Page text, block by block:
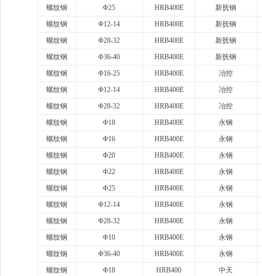
螺纹钢
Φ25 HRB400E
新抚钢
螺纹钢
Φ12-14 HRB400E
新抚钢
螺纹钢
Φ28-32 HRB400E
新抚钢
螺纹钢
Φ36-40 HRB400E
新抚钢
螺纹钢
Φ16-25 HRB400E
冶控
螺纹钢
Φ12-14 HRB400E
冶控
螺纹钢
Φ28-32 HRB400E
冶控
螺纹钢
Φ18 HRB400E
永钢
螺纹钢
Φ16 HRB400E
永钢
螺纹钢
Φ20 HRB400E
永钢
螺纹钢
Φ22 HRB400E
永钢
螺纹钢
Φ25 HRB400E
永钢
螺纹钢
Φ12-14 HRB400E
永钢
螺纹钢
Φ28-32 HRB400E
永钢
螺纹钢
Φ10 HRB400E
永钢
螺纹钢
Φ36-40 HRB400E
永钢
螺纹钢
Φ18 HRB400
中天